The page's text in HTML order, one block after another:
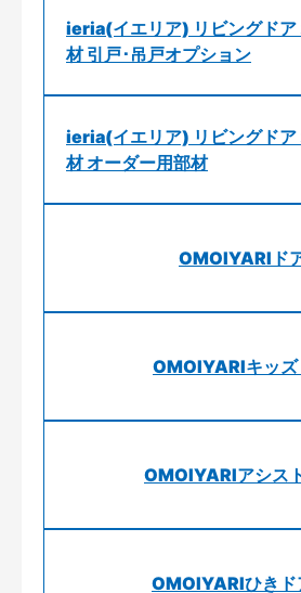
ieria(イエリア) リビングドア
材 引戸･吊戸オプション
ieria(イエリア) リビングドア
材 オーダー用部材
OMOIYARIド
OMOIYARIキッズ
OMOIYARIアシス
OMOIYARIひき